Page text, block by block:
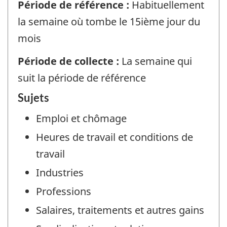
Période de référence : Habituellement
la semaine où tombe le 15ième jour du
mois
Période de collecte : La semaine qui
suit la période de référence
Sujets
Emploi et chômage
Heures de travail et conditions de
travail
Industries
Professions
Salaires, traitements et autres gains